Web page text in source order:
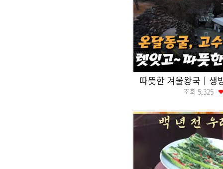
따뜻한 겨울왕국ㅣ생
조회 5,325